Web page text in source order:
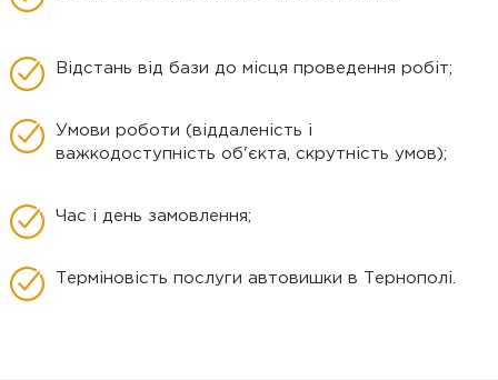
Відстань від бази до місця проведення робіт;
Умови роботи (віддаленість і
важкодоступність об'єкта, скрутність умов);
Час і день замовлення;
Терміновість послуги автовишки в Тернополі.